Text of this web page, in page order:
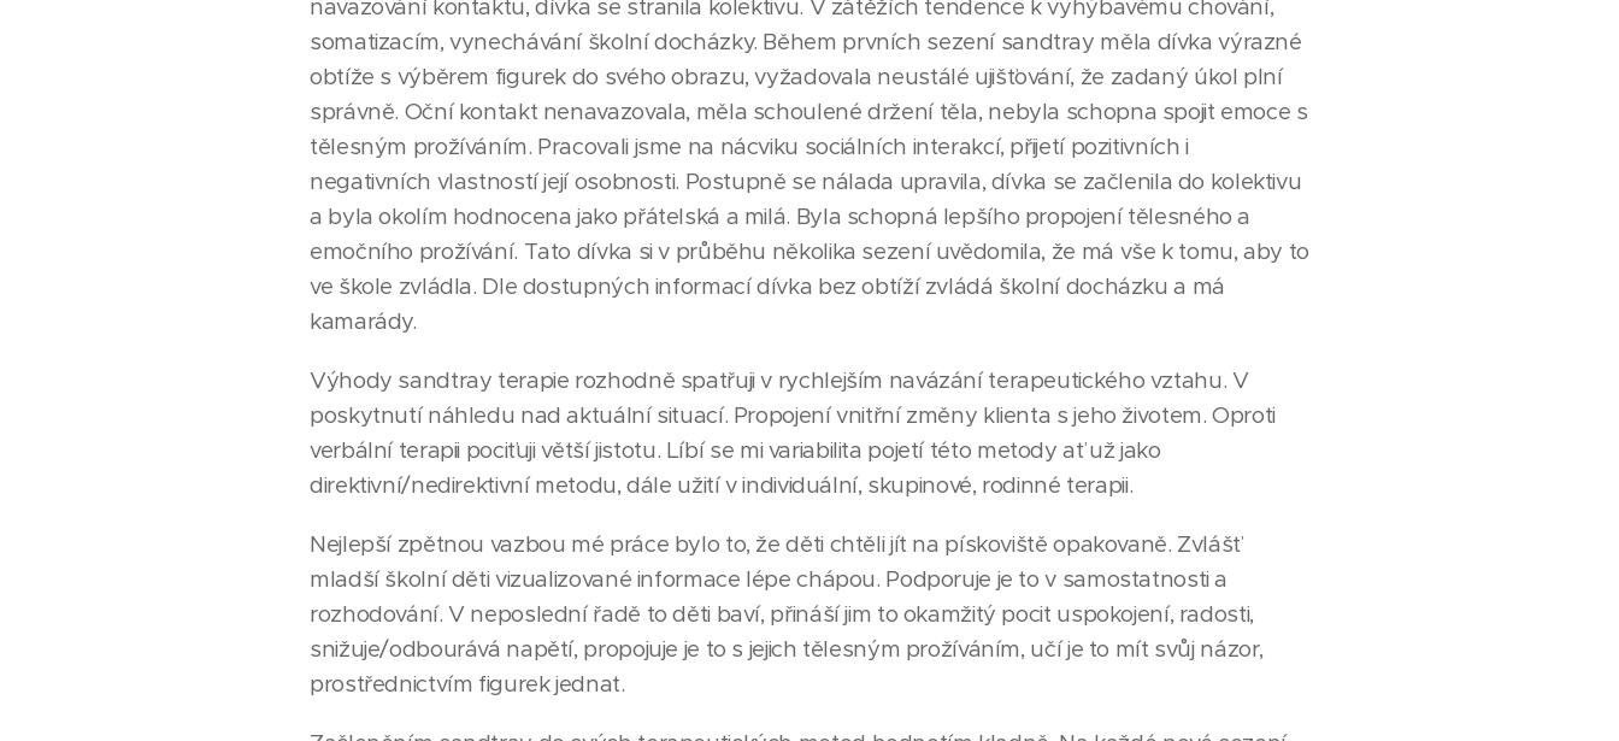
navazování kontaktu, dívka se stranila kolektivu. V zátěžích tendence k vyhýbavému chování,
somatizacím, vynechávání školní docházky. Během prvních sezení sandtray měla dívka výrazné
obtíže s výběrem figurek do svého obrazu, vyžadovala neustálé ujišťování, že zadaný úkol plní
správně. Oční kontakt nenavazovala, měla schoulené držení těla, nebyla schopna spojit emoce s
tělesným prožíváním. Pracovali jsme na nácviku sociálních interakcí, přijetí pozitivních i
negativních vlastností její osobnosti. Postupně se nálada upravila, dívka se začlenila do kolektivu
a byla okolím hodnocena jako přátelská a milá. Byla schopná lepšího propojení tělesného a
emočního prožívání. Tato dívka si v průběhu několika sezení uvědomila, že má vše k tomu, aby to
ve škole zvládla. Dle dostupných informací dívka bez obtíží zvládá školní docházku a má
kamarády.
Výhody sandtray terapie rozhodně spatřuji v rychlejším navázání terapeutického vztahu. V
poskytnutí náhledu nad aktuální situací. Propojení vnitřní změny klienta s jeho životem. Oproti
verbální terapii pociťuji větší jistotu. Líbí se mi variabilita pojetí této metody ať už jako
direktivní/nedirektivní metodu, dále užití v individuální, skupinové, rodinné terapii.
Nejlepší zpětnou vazbou mé práce bylo to, že děti chtěli jít na pískoviště opakovaně. Zvlášť
mladší školní děti vizualizované informace lépe chápou. Podporuje je to v samostatnosti a
rozhodování. V neposlední řadě to děti baví, přináší jim to okamžitý pocit uspokojení, radosti,
snižuje/odbourává napětí, propojuje je to s jejich tělesným prožíváním, učí je to mít svůj názor,
prostřednictvím figurek jednat.